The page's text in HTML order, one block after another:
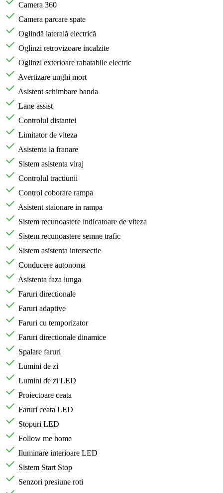
Camera 360
Camera parcare spate
Oglindă laterală electrică
Oglinzi retrovizoare incalzite
Oglinzi exterioare rabatabile electric
Avertizare unghi mort
Asistent schimbare banda
Lane assist
Controlul distantei
Limitator de viteza
Asistenta la franare
Sistem asistenta viraj
Controlul tractiunii
Control coborare rampa
Asistent staionare in rampa
Sistem recunoastere indicatoare de viteza
Sistem recunoastere semne trafic
Sistem asistenta intersectie
Conducere autonoma
Asistenta faza lunga
Faruri directionale
Faruri adaptive
Faruri cu temporizator
Faruri directionale dinamice
Spalare faruri
Lumini de zi
Lumini de zi LED
Proiectoare ceata
Faruri ceata LED
Stopuri LED
Follow me home
Iluminare interioare LED
Sistem Start Stop
Senzori presiune roti